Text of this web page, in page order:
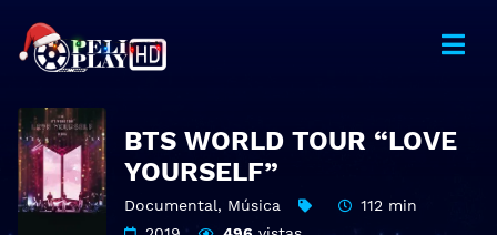
BTS WORLD TOUR “LOVE
YOURSELF”
Documental, Música
112 min